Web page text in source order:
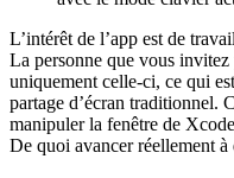
L’intérêt de l’app est de
La personne que vous
uniquement celle-ci, ce qui
partage d’écran traditionnel.
manipuler la fenêtre de
De quoi avancer réellement